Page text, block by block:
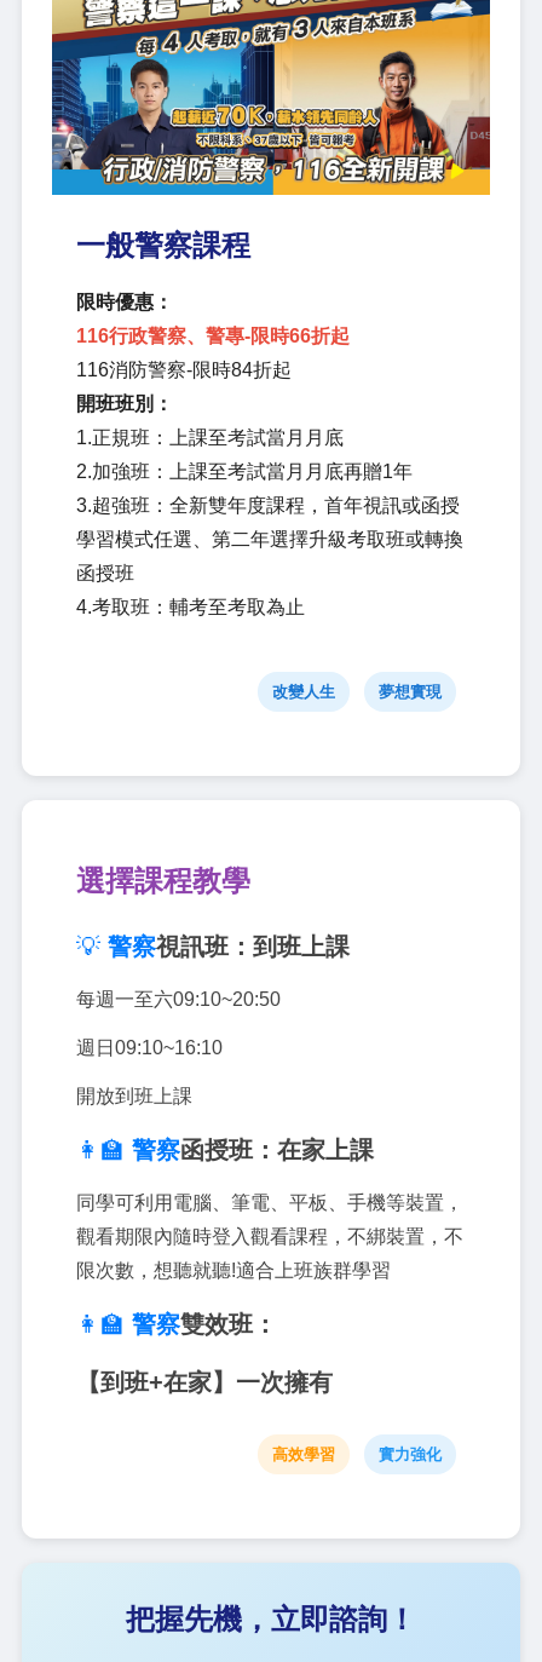
一般警察課程
限時優惠：
116行政警察、警專-限時66折起
116消防警察-限時84折起
開班班別：
1.正規班：上課至考試當月月底
2.加強班：上課至考試當月月底再贈1年
3.超強班：全新雙年度課程，首年視訊或函授
學習模式任選、第二年選擇升級考取班或轉換
函授班
4.考取班：輔考至考取為止
改變人生 夢想實現
選擇課程教學
💡 警察視訊班：到班上課
每週一至六09:10~20:50
週日09:10~16:10
開放到班上課
👩‍🏫 警察函授班：在家上課
同學可利用電腦、筆電、平板、手機等裝置，
觀看期限內隨時登入觀看課程，不綁裝置，不
限次數，想聽就聽!適合上班族群學習
👩‍🏫 警察雙效班：
【到班+在家】一次擁有
高效學習 實力強化
把握先機，立即諮詢！